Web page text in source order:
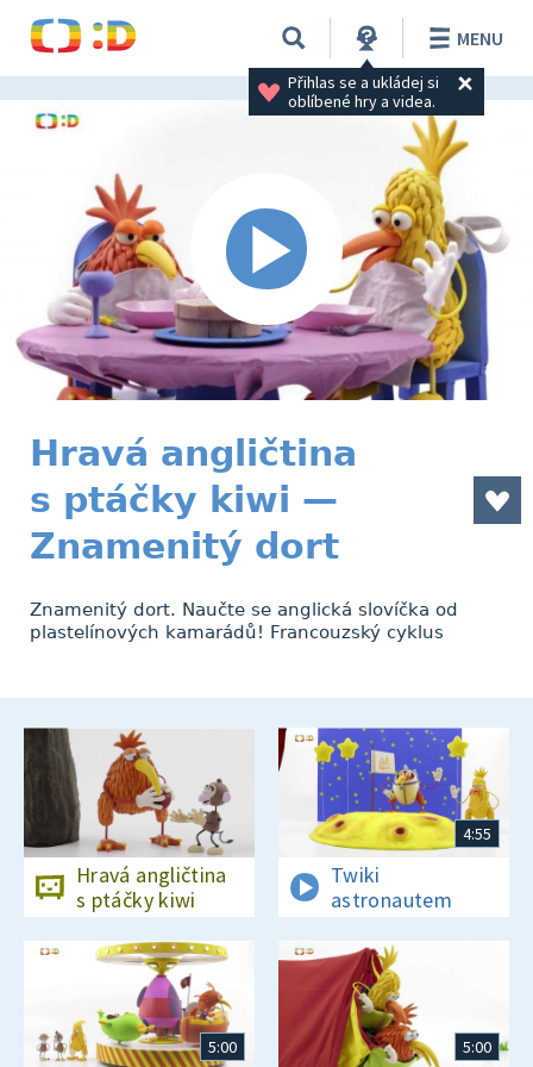
Přihlas se a ukládej si
oblíbené hry a videa.
MENU
Hravá angličtina
s ptáčky kiwi —
Znamenitý dort
Znamenitý dort. Naučte se anglická slovíčka od
plastelínových kamarádů! Francouzský cyklus
Hravá angličtina
s ptáčky kiwi
4:55
Twiki
astronautem
5:00 5:00